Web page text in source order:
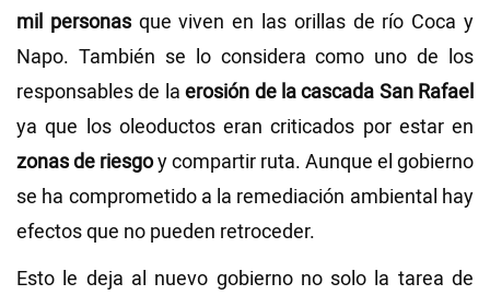
mil personas que viven en las orillas de río Coca y
Napo. También se lo considera como uno de los
responsables de laerosión de la cascada San Rafael
ya que los oleoductos eran criticados por estar en
zonas de riesgoy compartir ruta. Aunque el gobierno
se ha comprometido a la remediación ambiental hay
efectos que no pueden retroceder.
Esto le deja al nuevo gobierno no solo la tarea de